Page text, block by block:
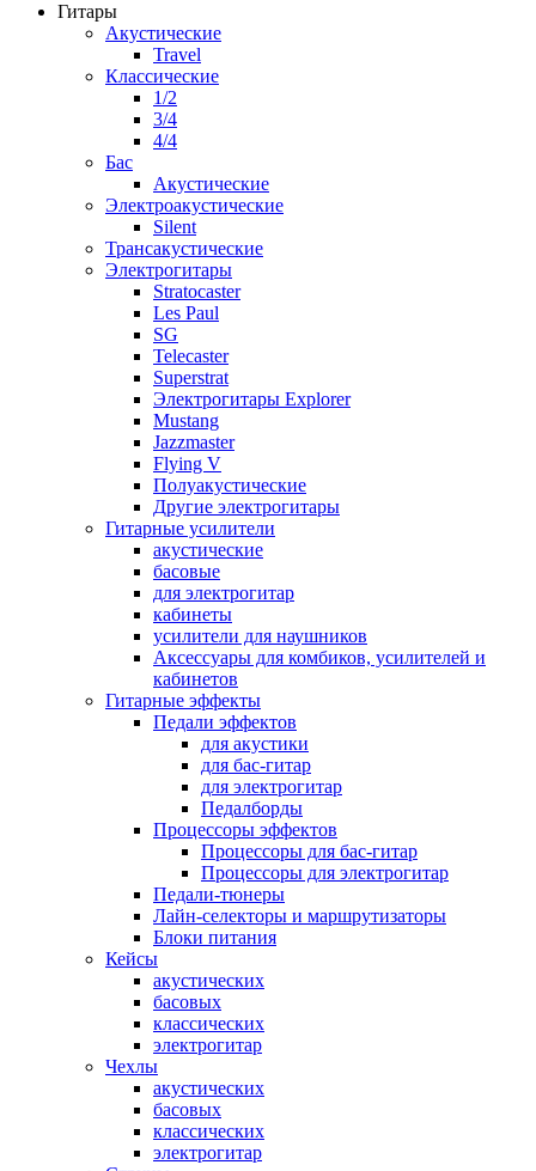
Гитары
Акустические
Travel
Классические
1/2
3/4
4/4
Бас
Акустические
Электроакустические
Silent
Трансакустические
Электрогитары
Stratocaster
Les Paul
SG
Telecaster
Superstrat
Электрогитары Explorer
Mustang
Jazzmaster
Flying V
Полуакустические
Другие электрогитары
Гитарные усилители
акустические
басовые
для электрогитар
кабинеты
усилители для наушников
Аксессуары для комбиков, усилителей и
кабинетов
Гитарные эффекты
Педали эффектов
для акустики
для бас-гитар
для электрогитар
Педалборды
Процессоры эффектов
Процессоры для бас-гитар
Процессоры для электрогитар
Педали-тюнеры
Лайн-селекторы и маршрутизаторы
Блоки питания
Кейсы
акустических
басовых
классических
электрогитар
Чехлы
акустических
басовых
классических
электрогитар